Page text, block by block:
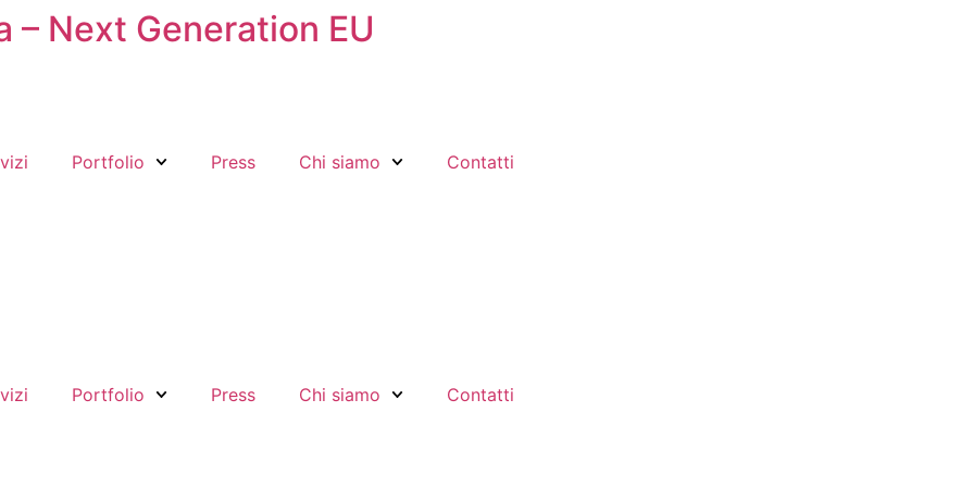
– Next Generation EU
Portfolio Press Chi siamo Contatti
Portfolio Press Chi siamo Contatti